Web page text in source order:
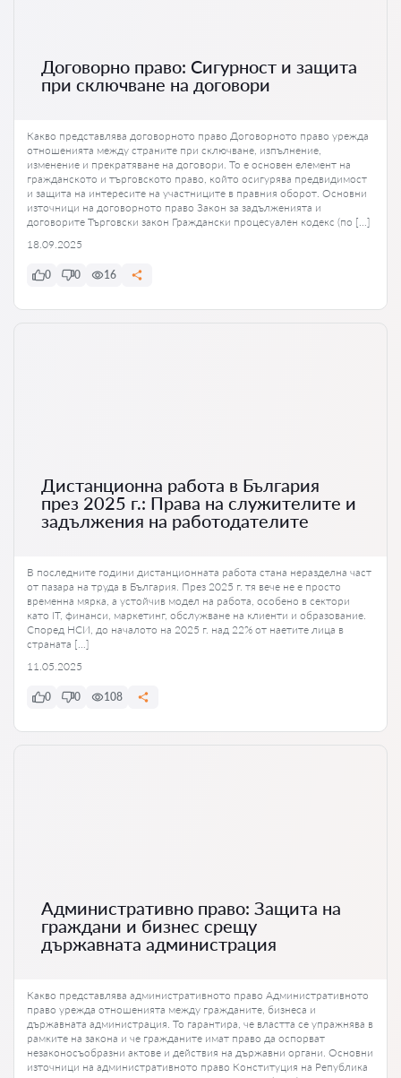
Договорно право: Сигурност и защита
при сключване на договори
Какво представлява договорното право Договорното право урежда
отношенията между страните при сключване, изпълнение,
изменение и прекратяване на договори. То е основен елемент на
гражданското и търговското право, който осигурява предвидимост
и защита на интересите на участниците в правния оборот. Основни
източници на договорното право Закон за задълженията и
договорите Търговски закон Граждански процесуален кодекс (по […]
18.09.2025
0 0 16
Дистанционна работа в България
през 2025 г.: Права на служителите и
задължения на работодателите
В последните години дистанционната работа стана неразделна част
от пазара на труда в България. През 2025 г. тя вече не е просто
временна мярка, а устойчив модел на работа, особено в сектори
като IT, финанси, маркетинг, обслужване на клиенти и образование.
Според НСИ, до началото на 2025 г. над 22% от наетите лица в
страната […]
11.05.2025
0 0 108
Административно право: Защита на
граждани и бизнес срещу
държавната администрация
Какво представлява административното право Административното
право урежда отношенията между гражданите, бизнеса и
държавната администрация. То гарантира, че властта се упражнява в
рамките на закона и че гражданите имат право да оспорват
незаконосъобразни актове и действия на държавни органи. Основни
източници на административното право Конституция на Република